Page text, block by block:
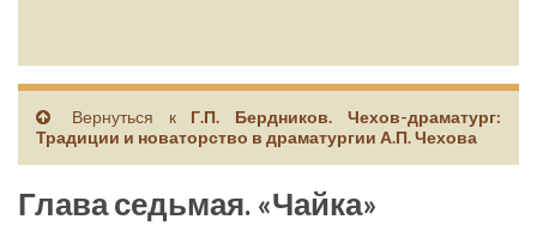
Вернуться к Г.П. Бердников. Чехов-драматург:
Традиции и новаторство в драматургии А.П. Чехова
Глава седьмая. «Чайка»